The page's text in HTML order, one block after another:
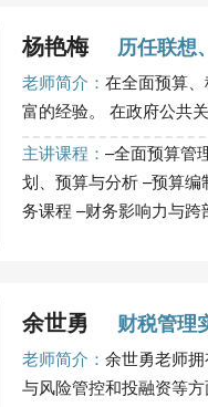
杨艳梅 历任联想
老师简介： 在全面预算
富的经验。 在政府公共
主讲课程： –全面预算管
划、预算与分析 –预算
务课程 –财务影响力与跨
余世勇 财税管理
老师简介： 余世勇老师
与风险管控和投融资等